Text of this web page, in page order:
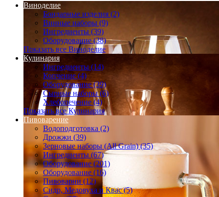
Виноделие
Бондарные изделия (2)
Винные наборы (9)
Ингредиенты (39)
Оборудование (38)
Показать все Виноделие
Кулинария
Ингредиенты (14)
Копчение (4)
Оборудование (39)
Сырные наборы (6)
Хлебопечение (4)
Показать все Кулинария
Пивоварение
Водоподготовка (2)
Дрожжи (39)
Зерновые наборы (All Grain) (35)
Ингредиенты (67)
Оборудование (201)
Оборудование (16)
Пивоварни (12)
Сидр, Медовуха и Квас (5)